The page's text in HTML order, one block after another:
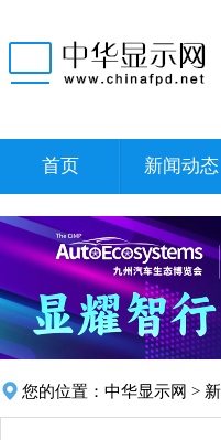
首页 新闻动态
您的位置： 中华显示网 >